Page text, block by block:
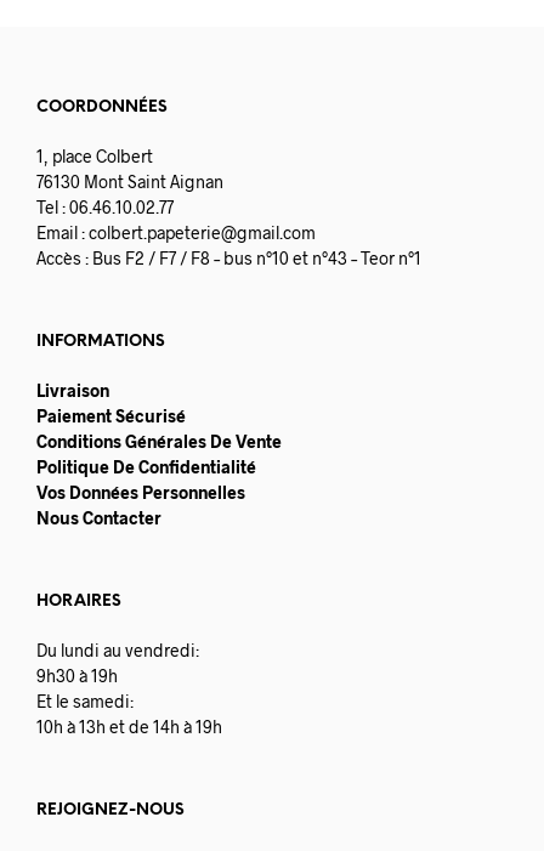
COORDONNÉES
1, place Colbert
76130 Mont Saint Aignan
Tel : 06.46.10.02.77
Email :colbert.papeterie@gmail.com
Accès : Bus F2 / F7 / F8 – bus n°10 et n°43 – Teor n°1
INFORMATIONS
Livraison
Paiement Sécurisé
Conditions Générales De Vente
Politique De Confidentialité
Vos Données Personnelles
Nous Contacter
HORAIRES
Du lundi au vendredi:
9h30 à 19h
Et le samedi:
10h à 13h et de 14h à 19h
REJOIGNEZ-NOUS